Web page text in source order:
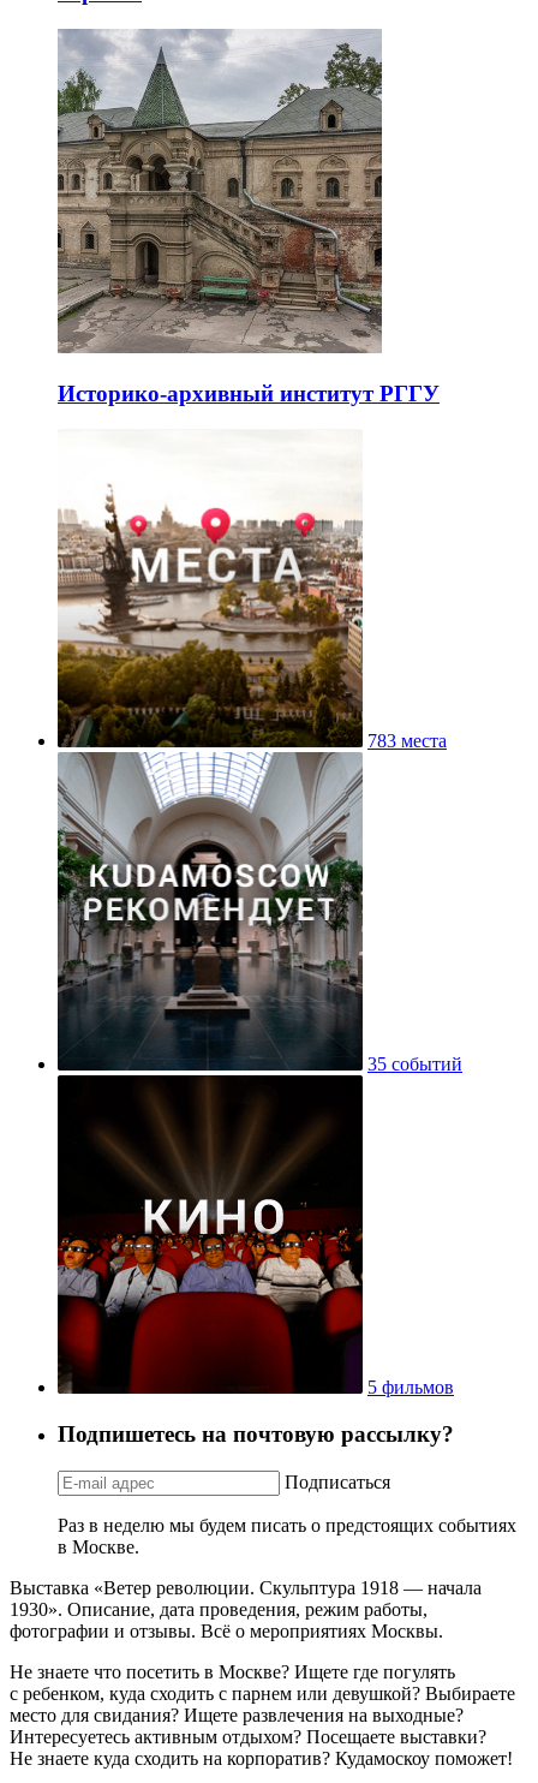
Историко-архивный институт РГГУ
783 места
35 событий
5 фильмов
Подпишетесь на почтовую рассылку?
Подписаться
Раз в неделю мы будем писать о предстоящих событиях
в Москве.
Выставка «Ветер революции. Скульптура 1918 — начала
1930». Описание, дата проведения, режим работы,
фотографии и отзывы. Всё о мероприятиях Москвы.
Не знаете что посетить в Москве? Ищете где погулять
с ребенком, куда сходить с парнем или девушкой? Выбираете
место для свидания? Ищете развлечения на выходные?
Интересуетесь активным отдыхом? Посещаете выставки?
Не знаете куда сходить на корпоратив? Кудамоскоу поможет!